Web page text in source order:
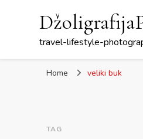
travel-lifestyle-
Home veliki buk
TAG